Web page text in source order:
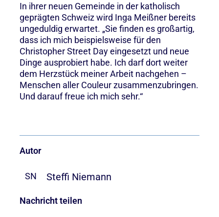
In ihrer neuen Gemeinde in der katholisch
geprägten Schweiz wird Inga Meißner bereits
ungeduldig erwartet. „Sie finden es großartig,
dass ich mich beispielsweise für den
Christopher Street Day eingesetzt und neue
Dinge ausprobiert habe. Ich darf dort weiter
dem Herzstück meiner Arbeit nachgehen –
Menschen aller Couleur zusammenzubringen.
Und darauf freue ich mich sehr.“
Autor
SN Steffi Niemann
Nachricht teilen